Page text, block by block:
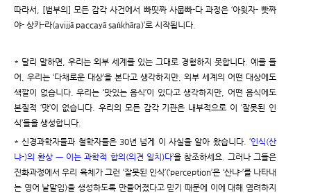
따라서, [범부의] 모든 감각 사건에서 빠띳짜 사뭅빠-다 과정은 ‘아윗자- 빳짜
야- 상카-라(avijjā paccayā saṅkhāra)’로 시작됩니다.
* 달리 말하면, 우리는 외부 세계를 있는 그대로 경험하지 못합니다. 예를 들
어, 우리는 ‘다채로운 대상’을 본다고 생각하지만, 외부 세계의 어떤 대상에도
색깔이 없습니다. 우리는 ‘맛있는 음식’이 있다고 생각하지만, 어떤 음식에도
본질적 ‘맛’이 없습니다. 우리의 모든 감각 기관은 내부적으로 이 ‘잘못된 인
식’들을 생성합니다.
* 신경과학자들과 철학자들은 30년 넘게 이 사실을 알아 왔습니다. ‘인식(산
냐-)의 환상 ㅡ 이는 과학적 합의(의견 일치)다’을 참조하세요. 그러나 그들은
진화과정에서 우리 육체가 그런 ‘잘못된 인식’(‘perception’은 ‘산냐-’를 나타내
는 영어 낱말임)을 생성하도록 만들어졌다고 믿기 때문에 이에 대해 염려하지